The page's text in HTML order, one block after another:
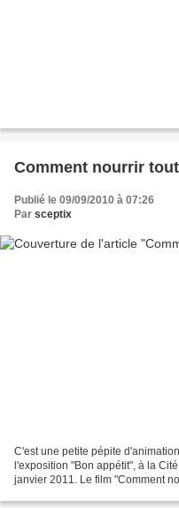
Comment nourrir
Publié le 09/09/2010 à 07:26
Par sceptix
C'est une petite pépite
l'exposition "Bon appétit", à la
janvier 2011. Le film "Comment